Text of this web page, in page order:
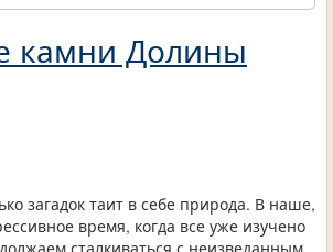
камни Долины
загадок таит в себе природа. В наше,
время, когда все уже изучено